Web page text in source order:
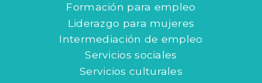
Formación para empleo
Liderazgo para mujeres
Intermediación de empleo
Servicios sociales
Servicios culturales